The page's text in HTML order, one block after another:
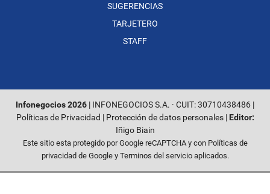
SUGERENCIAS
TARJETERO
STAFF
Infonegocios 2026 | INFONEGOCIOS S.A. · CUIT: 30710438486 |
Políticas de Privacidad | Protección de datos personales| Editor:
Iñigo Biain
Este sitio esta protegido por Google reCAPTCHA y con Políticas de
privacidad de Googley Terminos del servicioaplicados.